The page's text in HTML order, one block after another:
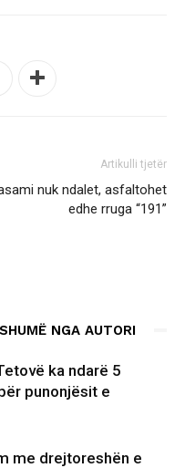
Artikulli tjetër
nuk ndalet, asfaltohet
edhe rruga “191”
NGA AUTORI
ka ndarë 5
punonjësit e
me drejtoreshën e